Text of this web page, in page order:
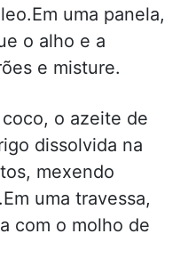
uma panela,
o alho e a
e misture.
o azeite de
dissolvida na
mexendo
uma travessa,
com o molho de